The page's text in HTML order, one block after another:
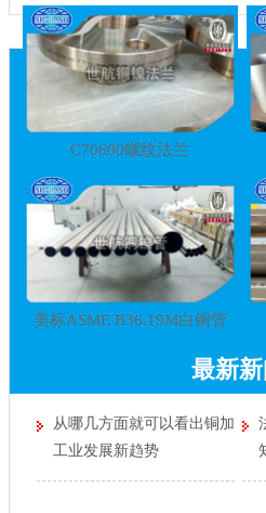
C70600螺纹法兰
美标ASME B36.19M白铜管
最新新
从哪几方面就可以看出铜加
工业发展新趋势